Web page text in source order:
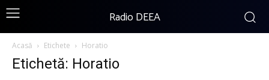
Radio DEEA
Acasă Etichete Horatio
Etichetă: Horatio